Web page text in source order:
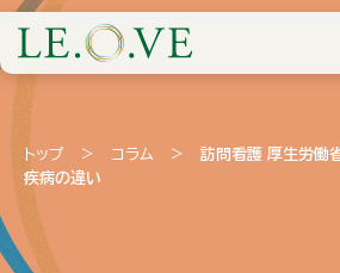
トップ > コラム >
訪問看護 厚生労働
疾病の違い